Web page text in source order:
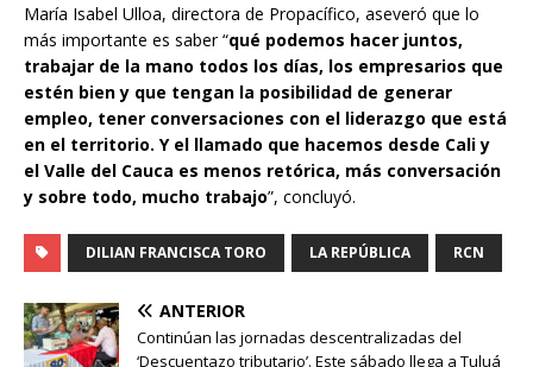
María Isabel Ulloa, directora de Propacífico, aseveró que lo
más importante es saber “qué podemos hacer juntos,
trabajar de la mano todos los días, los empresarios que
estén bien y que tengan la posibilidad de generar
empleo, tener conversaciones con el liderazgo que está
en el territorio. Y el llamado que hacemos desde Cali y
el Valle del Cauca es menos retórica, más conversación
y sobre todo, mucho trabajo”, concluyó.
DILIAN FRANCISCA TORO LA REPÚBLICA RCN
ANTERIOR
Continúan las jornadas descentralizadas del
‘Descuentazo tributario’. Este sábado llega a Tuluá